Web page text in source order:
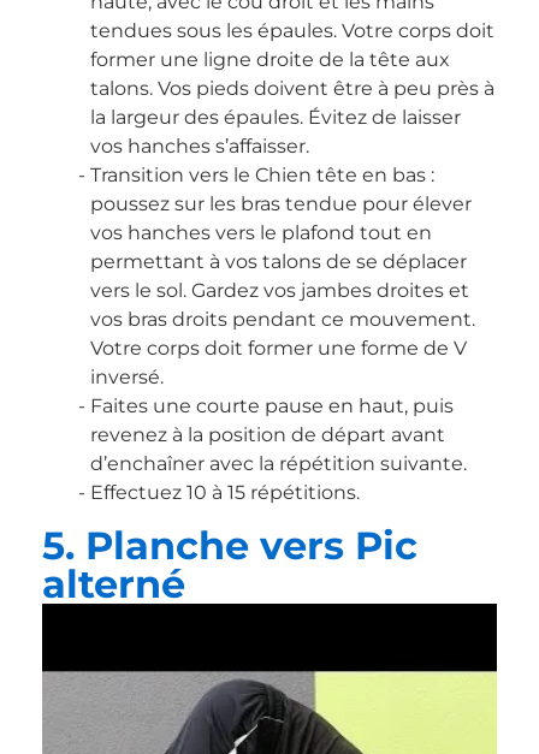
tendues sous les épaules. Votre corps doit
former une ligne droite de la tête aux
talons. Vos pieds doivent être à peu près à
la largeur des épaules. Évitez de laisser
vos hanches s’affaisser.
Transition vers le Chien tête en bas :
poussez sur les bras tendue pour élever
vos hanches vers le plafond tout en
permettant à vos talons de se déplacer
vers le sol. Gardez vos jambes droites et
vos bras droits pendant ce mouvement.
Votre corps doit former une forme de V
inversé.
Faites une courte pause en haut, puis
revenez à la position de départ avant
d’enchaîner avec la répétition suivante.
Effectuez 10 à 15 répétitions.
5. Planche vers Pic
alterné